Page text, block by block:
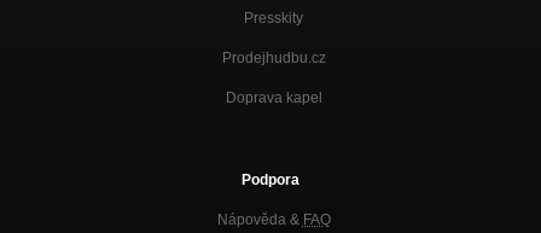
Presskity
Prodejhudbu.cz
Doprava kapel
Podpora
Nápověda & FAQ